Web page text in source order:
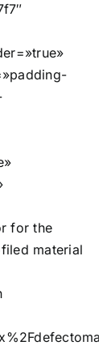
for the
material